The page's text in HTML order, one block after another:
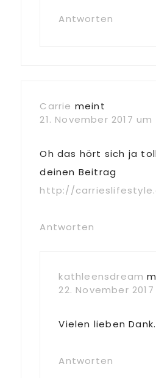
Antworten
Carrie meint
21. November 2017 um
Oh das hört sich ja
deinen Beitrag
http://
Antworten
kathleensdream
22. November
Vielen lieben
Antworten